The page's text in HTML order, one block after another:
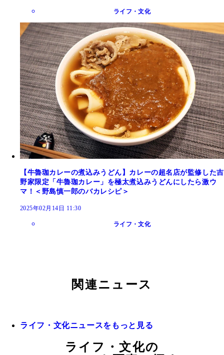
ライフ・文化
【牛魯珈カレーの煮込みうどん】カレーの超名店が監修した吉
野家限定「牛魯珈カレー」を極太煮込みうどんにしたら激ウ
マ！＜野島慎一郎のバカレシピ＞
2025年02月14日 11:30
ライフ・文化
関連ニュース
ライフ・文化ニュースをもっと見る
ライフ・文化の